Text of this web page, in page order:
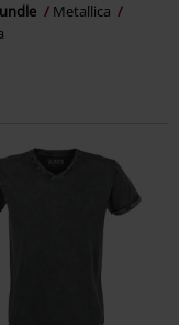
Metallica